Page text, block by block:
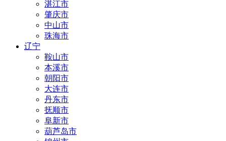
湛江市
肇庆市
中山市
珠海市
辽宁
鞍山市
本溪市
朝阳市
大连市
丹东市
抚顺市
阜新市
葫芦岛市